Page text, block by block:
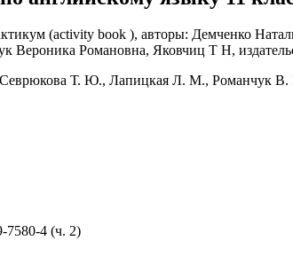
Т. Ю., Лапицкая Л. М., Романчук В.
7580-4 (ч. 2)